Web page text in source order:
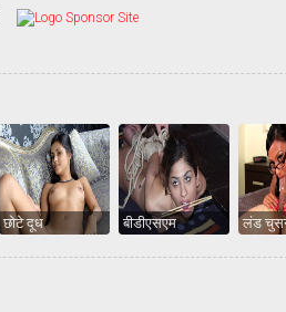
छोटे दूध बीडीएसएम लंड